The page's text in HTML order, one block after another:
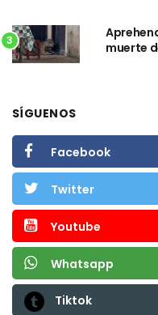
3
muerte
SÍGUENOS
Facebook
Twitter
Youtube
Whatsapp
Tiktok